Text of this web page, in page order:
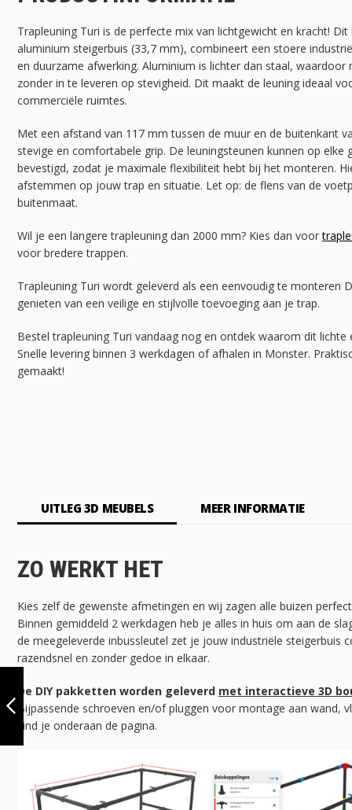
VALGA |
ALUMINIUM
ZWART 33.7 MM |
WAND | DIY
Trapleuning Turi is de perfecte mix van lichtgewicht en kracht!
aluminium steigerbuis (33,7 mm), combineert een stoere
en duurzame afwerking. Aluminium is lichter dan staal,
zonder in te leveren op stevigheid. Dit maakt de leuning ideaal
commerciële ruimtes.
Met een afstand van 117 mm tussen de muur en de buitenkant
stevige en comfortabele grip. De leuningsteunen kunnen op elke
bevestigd, zodat je maximale flexibiliteit hebt bij het monteren.
afstemmen op jouw trap en situatie. Let op: de flens van de
buitenmaat.
Wil je een langere trapleuning dan 2000 mm? Kies dan voor
voor bredere trappen.
Trapleuning Turi wordt geleverd als een eenvoudig te monteren
genieten van een veilige en stijlvolle toevoeging aan je trap.
Bestel trapleuning Turi vandaag nog en ontdek waarom dit lichte
Snelle levering binnen 3 werkdagen of afhalen in Monster.
gemaakt!
UITLEG 3D MEUBELS
ZO WERKT HET
Kies zelf de gewenste afmetingen en wij zagen alle buizen
Binnen gemiddeld 2 werkdagen heb je alles in huis om aan de
de meegeleverde inbussleutel zet je jouw industriële steigerbuis
razendsnel en zonder gedoe in elkaar.
De DIY pakketten worden geleverd met interactieve 3D
Bijpassende schroeven en/of pluggen voor montage aan wand,
vind je onderaan de pagina.
MEER INFORMATIE